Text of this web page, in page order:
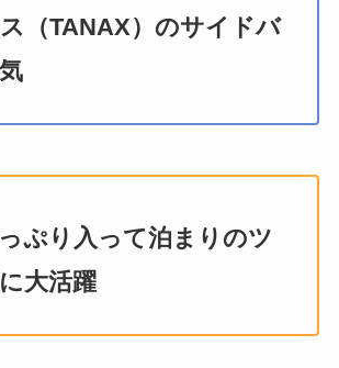
（TANAX）のサイドバ
ぷり入って泊まりのツ
大活躍